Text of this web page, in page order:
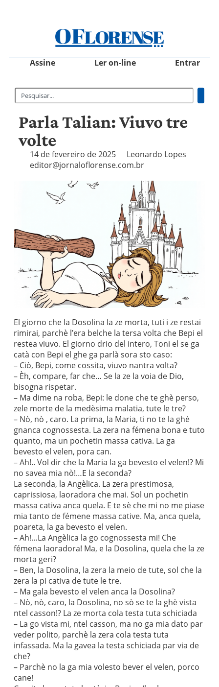
Assine Ler on-line Entrar
Parla Talian: Viuvo tre
volte
14 de fevereiro de 2025
Leonardo Lopes
editor@jornaloflorense.com.br
El giorno che la Dosolina la ze morta, tuti i ze restai
rimirai, parchè l’era belche la tersa volta che Bepi el
restea viuvo. El giorno drio del intero, Toni el se ga
catà con Bepi el ghe ga parlà sora sto caso:
– Ciò, Bepi, come cossita, viuvo nantra volta?
– Èh, compare, far che… Se la ze la voia de Dio,
bisogna rispetar.
– Ma dime na roba, Bepi: le done che te ghè perso,
zele morte de la medèsima malatia, tute le tre?
– Nò, nò , caro. La prima, la Maria, ti no te la ghè
gnanca cognossesta. La zera na fémena bona e tuto
quanto, ma un pochetin massa cativa. La ga
bevesto el velen, pora can.
– Ah!.. Vol dir che la Maria la ga bevesto el velen!? Mi
no savea mia nò!…E la seconda?
La seconda, la Angèlica. La zera prestimosa,
caprissiosa, laoradora che mai. Sol un pochetin
massa cativa anca quela. E te sè che mi no me piase
mia tanto de fémene massa cative. Ma, anca quela,
poareta, la ga bevesto el velen.
– Ah!…La Angèlica la go cognossesta mi! Che
fémena laoradora! Ma, e la Dosolina, quela che la ze
morta geri?
– Ben, la Dosolina, la zera la meio de tute, sol che la
zera la pi cativa de tute le tre.
– Ma gala bevesto el velen anca la Dosolina?
– Nò, nò, caro, la Dosolina, no sò se te la ghè vista
ntel casson!? La ze morta cola testa tuta schiciada
– La go vista mi, ntel casson, ma no ga mia dato par
veder polito, parchè la zera cola testa tuta
infassada. Ma la gavea la testa schiciada par via de
che?
– Parchè no la ga mia volesto bever el velen, porco
cane!